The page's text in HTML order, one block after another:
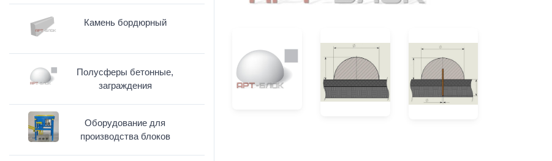
Камень бордюрный
Полусферы бетонные,
заграждения
Оборудование для
производства блоков